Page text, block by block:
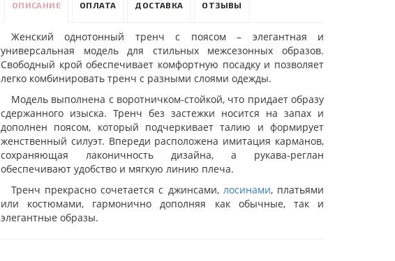
ОПИСАНИЕ ОПЛАТА ДОСТАВКА ОТЗЫВЫ
Женский однотонный тренч с поясом – элегантная и
универсальная модель для стильных межсезонных образов.
Свободный крой обеспечивает комфортную посадку и позволяет
легко комбинировать тренч с разными слоями одежды.
Модель выполнена с воротничком-стойкой, что придает образу
сдержанного изыска. Тренч без застежки носится на запах и
дополнен поясом, который подчеркивает талию и формирует
женственный силуэт. Впереди расположена имитация карманов,
сохраняющая лаконичность дизайна, а рукава-реглан
обеспечивают удобство и мягкую линию плеча.
Тренч прекрасно сочетается с джинсами, лосинами, платьями
или костюмами, гармонично дополняя как обычные, так и
элегантные образы.